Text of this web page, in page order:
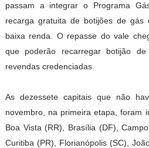
passam a integrar o Programa
recarga gratuita de botijões de
baixa renda. O repasse do vale
que poderão recarregar botijão
revendas credenciadas.
As dezessete capitais que não
novembro, na primeira etapa, foram
Boa Vista (RR), Brasília (DF),
Curitiba (PR), Florianópolis (SC),